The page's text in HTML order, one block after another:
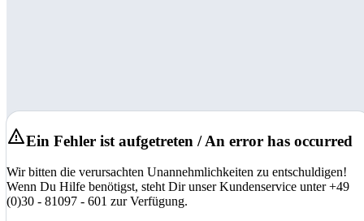
Ein Fehler ist aufgetreten / An error has occurred
Wir bitten die verursachten Unannehmlichkeiten zu entschuldigen!
Wenn Du Hilfe benötigst, steht Dir unser Kundenservice unter +49
(0)30 - 81097 - 601 zur Verfügung.